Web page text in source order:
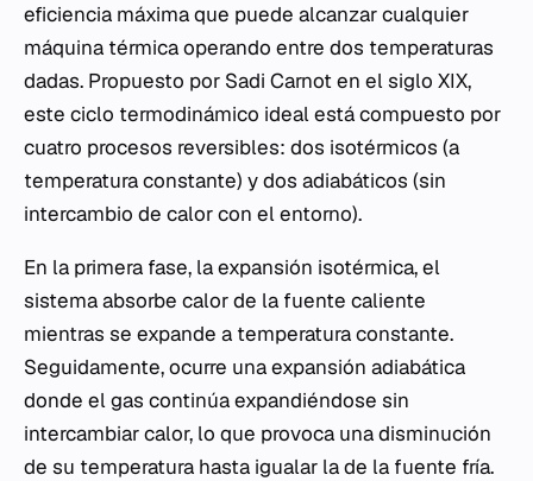
eficiencia máxima que puede alcanzar cualquier
máquina térmica operando entre dos temperaturas
dadas. Propuesto por Sadi Carnot en el siglo XIX,
este ciclo termodinámico ideal está compuesto por
cuatro procesos reversibles: dos isotérmicos (a
temperatura constante) y dos adiabáticos (sin
intercambio de calor con el entorno).
En la primera fase, la expansión isotérmica, el
sistema absorbe calor de la fuente caliente
mientras se expande a temperatura constante.
Seguidamente, ocurre una expansión adiabática
donde el gas continúa expandiéndose sin
intercambiar calor, lo que provoca una disminución
de su temperatura hasta igualar la de la fuente fría.